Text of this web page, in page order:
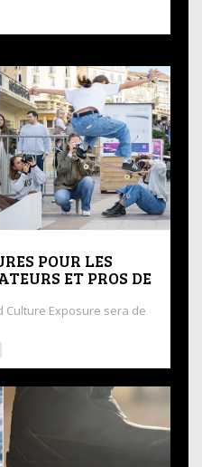
POUR LES
ET PROS DE
Exposure sera de